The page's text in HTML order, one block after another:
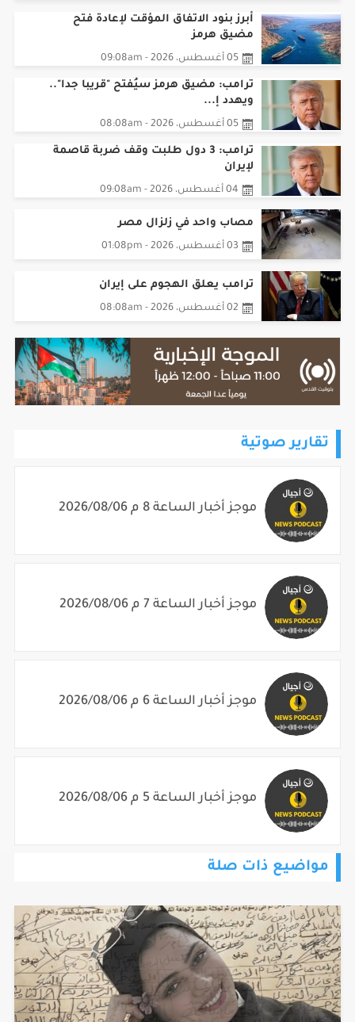
أبرز بنود الاتفاق المؤقت لإعادة فتح
مضيق هرمز
05 أغسطس، 2026 - 09:08am
ترامب: مضيق هرمز سيُفتح "قريبا جدا"..
ويهدد إ...
05 أغسطس، 2026 - 08:08am
ترامب: 3 دول طلبت وقف ضربة قاصمة
لإيران
04 أغسطس، 2026 - 09:08am
مصاب واحد في زلزال مصر
03 أغسطس، 2026 - 01:08pm
ترامب يعلق الهجوم على إيران
02 أغسطس، 2026 - 08:08am
تقارير صوتية
موجز أخبار الساعة 8 م 2026/08/06
موجز أخبار الساعة 7 م 2026/08/06
موجز أخبار الساعة 6 م 2026/08/06
موجز أخبار الساعة 5 م 2026/08/06
مواضيع ذات صلة